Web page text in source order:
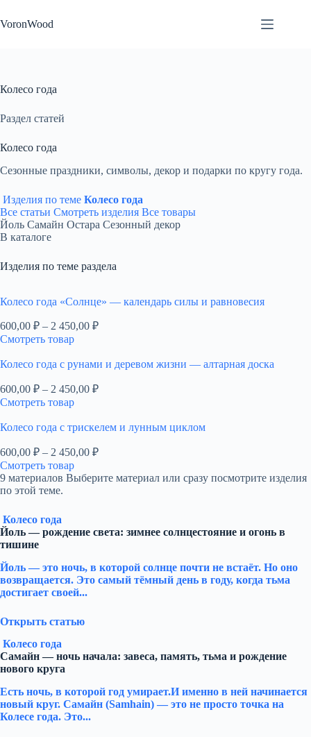
к
сути
VoronWood
Колесо года
Раздел статей
Колесо года
Сезонные праздники, символы, декор и подарки по кругу года.
Изделия по теме Колесо года
Все статьи Смотреть изделия Все товары
Йоль Самайн Остара Сезонный декор
В каталоге
Изделия по теме раздела
Колесо года «Солнце» — календарь силы и равновесия
600,00 ₽ – 2 450,00 ₽Диапазон
–
450,00 ₽
Смотреть товар
Колесо года с рунами и деревом жизни — алтарная доска
600,00 ₽ – 2 450,00 ₽Диапазон
–
450,00 ₽
Смотреть товар
Колесо года с трискелем и лунным циклом
600,00 ₽ – 2 450,00 ₽Диапазон
600,00 ₽
Смотреть товар
9 материалов Выберите материал или сразу посмотрите изделия
по этой теме.
Колесо года
Йоль — рождение света: зимнее солнцестояние и огонь в
тишине
Йоль — это ночь, в которой солнце почти не встаёт. Но оно
возвращается. Это самый тёмный день в году, когда тьма
достигает своей...
Открыть статью
Колесо года
Самайн — ночь начала: завеса, память, тьма и рождение
нового круга
Есть ночь, в которой год умирает.И именно в ней начинается
новый круг. Самайн (Samhain) — это не просто точка на
Колесе года. Это...